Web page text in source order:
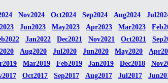
Nov2024 Oct2024 Sep2024 Aug2024
Jun2023 May2023 Apr2023 Mar2023
Jan2022 Dec2021 Nov2021 Oct2021
Aug2020 Jul2020 Jun2020 May2020
Mar2019 Feb2019 Jan2019 Dec2018
Oct2017 Sep2017 Aug2017 Jul2017